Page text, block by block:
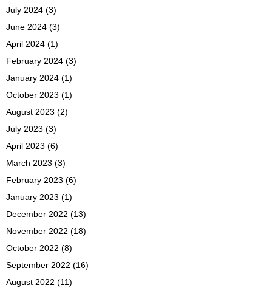
July 2024 (3)
June 2024 (3)
April 2024 (1)
February 2024 (3)
January 2024 (1)
October 2023 (1)
August 2023 (2)
July 2023 (3)
April 2023 (6)
March 2023 (3)
February 2023 (6)
January 2023 (1)
December 2022 (13)
November 2022 (18)
October 2022 (8)
September 2022 (16)
August 2022 (11)